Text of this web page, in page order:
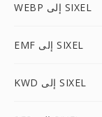
WEBP إلى SIXEL
EMF إلى SIXEL
KWD إلى SIXEL